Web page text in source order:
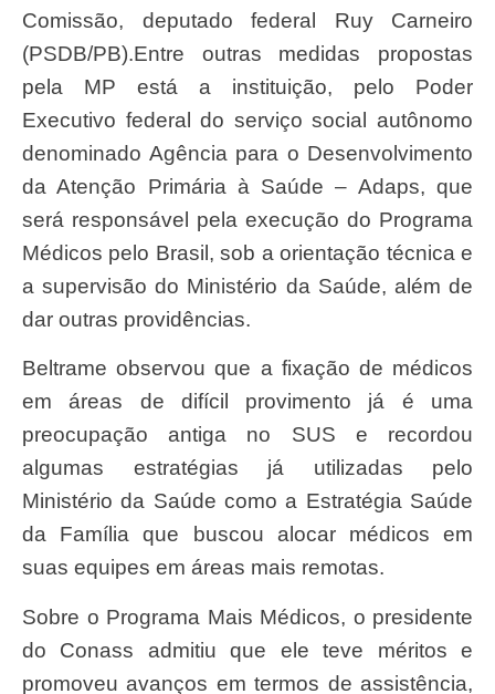
Comissão, deputado federal Ruy Carneiro
(PSDB/PB).Entre outras medidas propostas
pela MP está a instituição, pelo Poder
Executivo federal do serviço social autônomo
denominado Agência para o Desenvolvimento
da Atenção Primária à Saúde – Adaps, que
será responsável pela execução do Programa
Médicos pelo Brasil, sob a orientação técnica e
a supervisão do Ministério da Saúde, além de
dar outras providências.
Beltrame observou que a fixação de médicos
em áreas de difícil provimento já é uma
preocupação antiga no SUS e recordou
algumas estratégias já utilizadas pelo
Ministério da Saúde como a Estratégia Saúde
da Família que buscou alocar médicos em
suas equipes em áreas mais remotas.
Sobre o Programa Mais Médicos, o presidente
do Conass admitiu que ele teve méritos e
promoveu avanços em termos de assistência,